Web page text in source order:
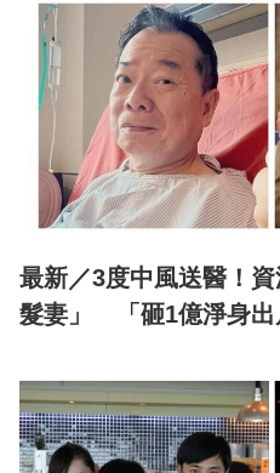
最新／3度中風送醫！
髮妻」 「砸1億淨身出